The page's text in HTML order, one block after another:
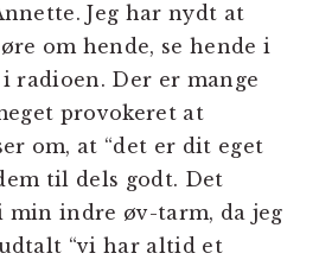
Jeg har nydt at
om hende, se hende i
radioen. Der er mange
provokeret at
om, at “det er dit eget
til dels godt. Det
min indre øv-tarm, da jeg
“vi har altid et